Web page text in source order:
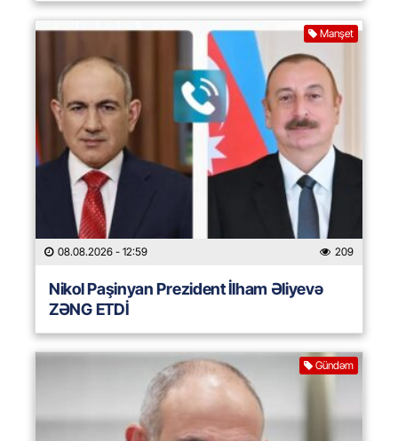
Manşet
08.08.2026 - 12:59 209
Nikol Paşinyan Prezident İlham Əliyevə
ZƏNG ETDİ
Gündəm